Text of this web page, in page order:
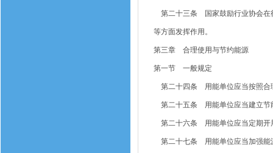
第二十三条 国家鼓励行业协会在
等方面发挥作用。
第三章 合理使用与节约能源
第一节 一般规定
第二十四条 用能单位应当按照合
第二十五条 用能单位应当建立节
第二十六条 用能单位应当定期开
第二十七条 用能单位应当加强能